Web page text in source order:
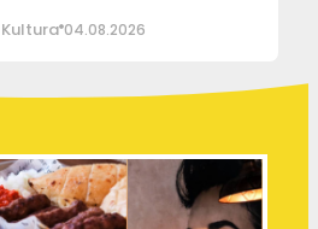
Kultura 04.08.2026